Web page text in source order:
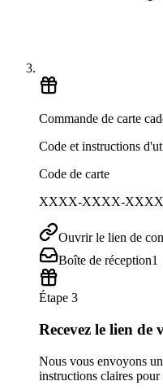
Commande de carte
Code et instructions
Code de carte
XXXX-XXXX-XXXX
Ouvrir le lien de
Boîte de réception1
Étape 3
Recevez le lien de
Nous vous envoyons
instructions claires